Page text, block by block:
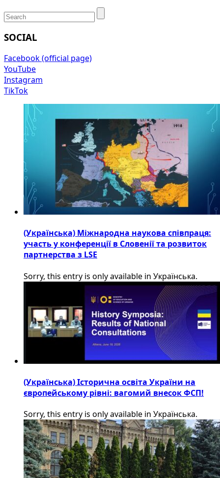
SOCIAL
Facebook (official page)
YouTube
Instagram
TikTok
(Українська) Міжнародна наукова співпраця:
участь у конференції в Словенії та розвиток
партнерства з LSE
Sorry, this entry is only available in Українська.
(Українська) Історична освіта України на
європейському рівні: вагомий внесок ФСП!
Sorry, this entry is only available in Українська.